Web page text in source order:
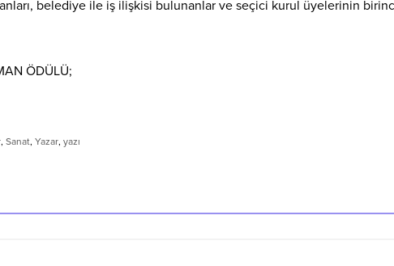
belediye ile iş ilişkisi bulunanlar ve seçici kurul üyelerinin
ÖDÜLÜ;
, Sanat, Yazar, yazı